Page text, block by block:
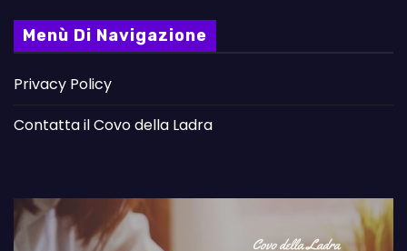
Menù Di Navigazione
Privacy Policy
Contatta il Covo della Ladra